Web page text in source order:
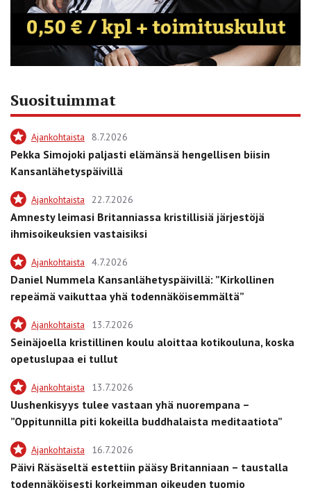
Suosituimmat
Ajankohtaista 8.7.2026
Pekka Simojoki paljasti elämänsä hengellisen biisin
Kansanlähetyspäivillä
Ajankohtaista 22.7.2026
Amnesty leimasi Britanniassa kristillisiä järjestöjä
ihmisoikeuksien vastaisiksi
Ajankohtaista 4.7.2026
Daniel Nummela Kansanlähetyspäivillä: ”Kirkollinen
repeämä vaikuttaa yhä todennäköisemmältä”
Ajankohtaista 13.7.2026
Seinäjoella kristillinen koulu aloittaa kotikouluna, koska
opetuslupaa ei tullut
Ajankohtaista 13.7.2026
Uushenkisyys tulee vastaan yhä nuorempana –
”Oppitunnilla piti kokeilla buddhalaista meditaatiota”
Ajankohtaista 16.7.2026
Päivi Räsäseltä estettiin pääsy Britanniaan – taustalla
todennäköisesti korkeimman oikeuden tuomio